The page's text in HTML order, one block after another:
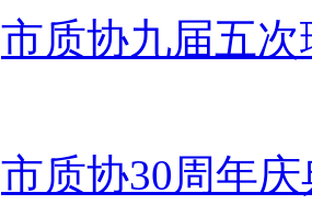
市质协九届五
市质协30周年